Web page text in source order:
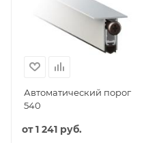
Автоматический порог
540
от1 241 руб.